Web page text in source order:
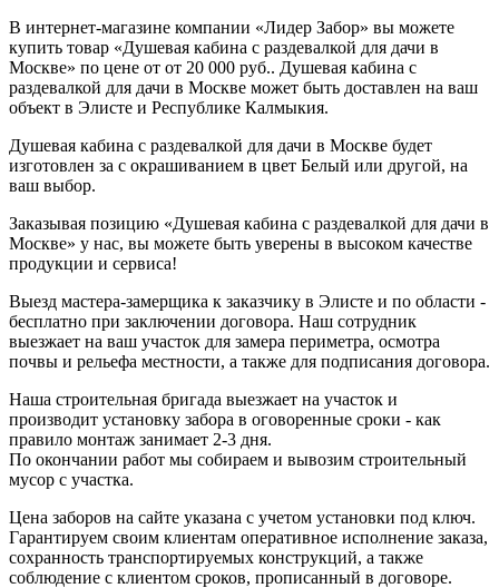
В интернет-магазине компании «Лидер Забор» вы можете
купить товар «Душевая кабина с раздевалкой для дачи в
Москве» по цене от от 20 000 руб.. Душевая кабина с
раздевалкой для дачи в Москве может быть доставлен на ваш
объект в Элисте и Республике Калмыкия.
Душевая кабина с раздевалкой для дачи в Москве будет
изготовлен за с окрашиванием в цвет Белый или другой, на
ваш выбор.
Заказывая позицию «Душевая кабина с раздевалкой для дачи в
Москве» у нас, вы можете быть уверены в высоком качестве
продукции и сервиса!
Выезд мастера-замерщика к заказчику в Элисте и по области -
бесплатно при заключении договора. Наш сотрудник
выезжает на ваш участок для замера периметра, осмотра
почвы и рельефа местности, а также для подписания договора.
Наша строительная бригада выезжает на участок и
производит установку забора в оговоренные сроки - как
правило монтаж занимает 2-3 дня.
По окончании работ мы собираем и вывозим строительный
мусор с участка.
Цена заборов на сайте указана с учетом установки под ключ.
Гарантируем своим клиентам оперативное исполнение заказа,
сохранность транспортируемых конструкций, а также
соблюдение с клиентом сроков, прописанный в договоре.